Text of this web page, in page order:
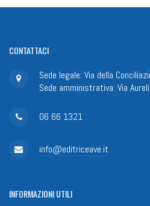
CONTATTACI
Sede legale: Via della
Sede amministrativa: Via
06 66 1321
info@editriceave.it
INFORMAZIONIUTILI